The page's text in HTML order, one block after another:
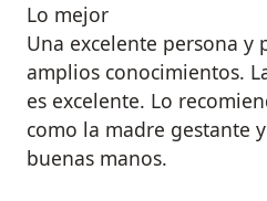
Lo mejor
Una excelente persona y
amplios conocimientos.
es excelente. Lo
como la madre gestante
buenas manos.